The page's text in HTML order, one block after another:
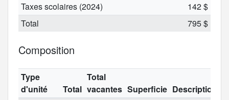
Taxes scolaires (2024)
142 $
Total
795 $
Composition
Type
d'unité
Total
Total
vacantes Superficie Description